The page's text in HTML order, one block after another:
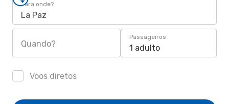
Para onde?
La Paz
Quando?
Passageiros
1 adulto
Voos diretos